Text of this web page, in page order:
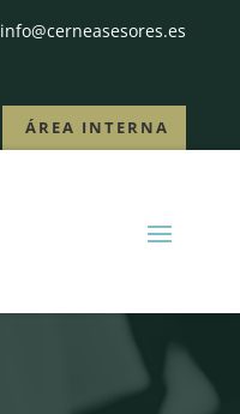
info@cerneasesores.es
ÁREA INTERNA